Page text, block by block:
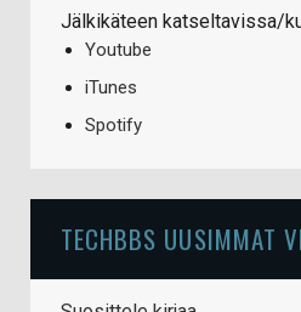
Jälkikäteen katseltavissa/
Youtube
iTunes
Spotify
TECHBBS UUSIMMAT